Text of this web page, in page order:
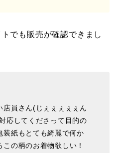
でも販売が確認できまし
店員さん(じぇぇぇぇぇん
応してくださって目的の
装紙もとても綺麗で何か
の柄のお着物欲しい！